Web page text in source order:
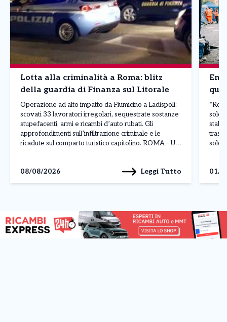
Lotta alla criminalità a Roma: blitz
della guardia di Finanza sul Litorale
Operazione ad alto impatto da Fiumicino a Ladispoli:
scovati 33 lavoratori irregolari, sequestrate sostanze
stupefacenti, armi e ricambi d’auto rubati. Gli
approfondimenti sull’infiltrazione criminale e le
ricadute sul comparto turistico capitolino. ROMA – Un
per Fregene, Passoscuro e […]
08/08/2026 Leggi Tutto
sole:
sole
01/